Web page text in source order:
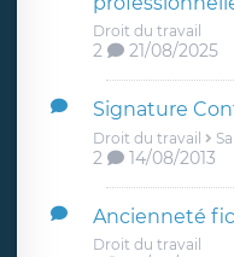
Droit du travail
2 21/08/2025
Signature
Droit du travail
2 14/08/2013
Ancienneté
Droit du travail